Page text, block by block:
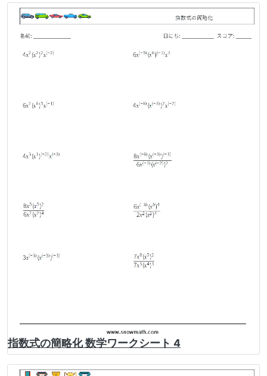
指数式の簡略化 数学ワークシート 4